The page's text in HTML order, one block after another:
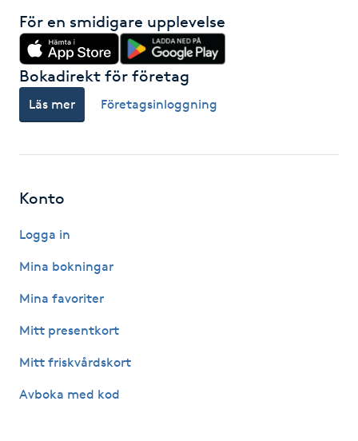
Hälsprickor
Idrottsmassage
IPL
IPL hårborttagning
För en smidigare upplevelse
Bokadirekt för företag
Läs mer Företagsinloggning
Konto
Logga in
Mina bokningar
Mina favoriter
Mitt presentkort
Mitt friskvårdskort
Avboka med kod